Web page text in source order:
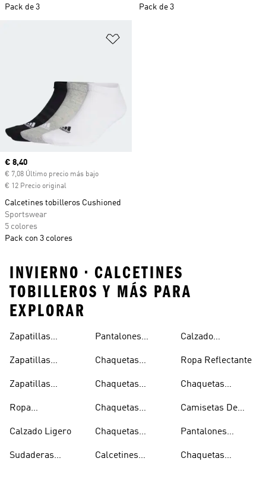
Pack de 3
Pack de 3
Precio actual
€ 8,40
€ 7,08 Último precio más bajo
€ 12 Precio original
Calcetines tobilleros Cushioned
Sportswear
5 colores
Pack con 3 colores
INVIERNO • CALCETINES
TOBILLEROS Y MÁS PARA
EXPLORAR
Zapatillas
Mujer
Zapatillas
Hombre
Zapatillas
Niños
Ropa
Calzado Ligero
Sudaderas
Capucha
Pantalones
Ligeros
Chaquetas
Chaquetas
Chaquetas
Hombre
Chaquetas
Mujer
Calcetines
Calzado
Ropa Reflectante
Chaquetas
Camisetas De
Pantalones
Chaquetas